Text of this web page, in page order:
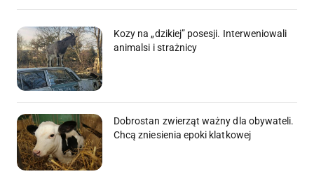
Kozy na „dzikiej” posesji. Interweniowali
animalsi i strażnicy
Dobrostan zwierząt ważny dla obywateli.
Chcą zniesienia epoki klatkowej